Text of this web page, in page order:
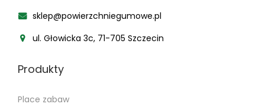
sklep@powierzchniegumowe.pl
ul. Głowicka 3c, 71-705 Szczecin
Produkty
Place zabaw